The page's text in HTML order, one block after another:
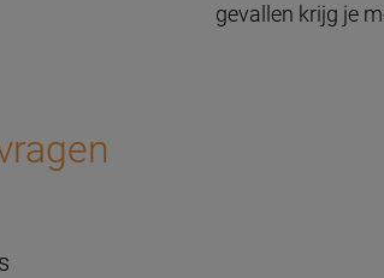
gevallen krijg je